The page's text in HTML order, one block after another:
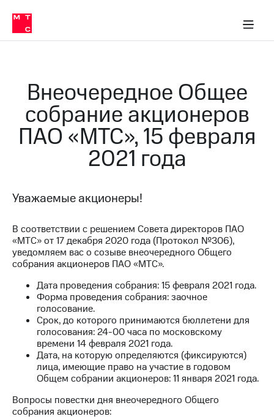
Медиа-центр
и акционерам
Устойчивое развитие
Комплаенс и деловая этика
компании
в МТС
История
компании
Руководство
информация
Контакты
Медиа-центр
Пресс-
релизы
МТС
о технологиях
Достижения
Интервью
Финансовая
отчетность
Контакты
Пресс-
релизы
МТС
о технологиях
Внеочередное Общее
собрание акционеров
ПАО «МТС», 15 февраля
2021 года
Уважаемые акционеры!
В соответствии с решением Совета директоров ПАО
«МТС» от 17 декабря 2020 года (Протокол №306),
уведомляем вас о созыве внеочередного Общего
собрания акционеров ПАО «МТС».
Дата проведения собрания: 15 февраля 2021 года.
Форма проведения собрания: заочное
голосование.
Срок, до которого принимаются бюллетени для
голосования: 24-00 часа по московскому
времени 14 февраля 2021 года.
Дата, на которую определяются (фиксируются)
лица, имеющие право на участие в годовом
Общем собрании акционеров: 11 января 2021 года.
Вопросы повестки дня внеочередного Общего
собрания акционеров: